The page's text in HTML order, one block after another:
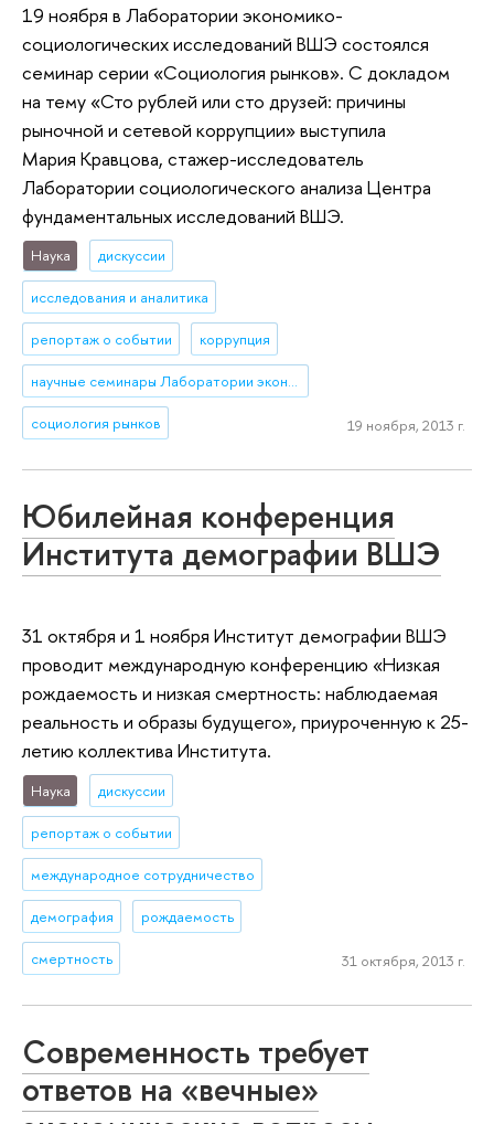
19 ноября в Лаборатории экономико-
социологических исследований ВШЭ состоялся
семинар серии «Социология рынков». С докладом
на тему «Сто рублей или сто друзей: причины
рыночной и сетевой коррупции» выступила
Мария Кравцова, стажер-исследователь
Лаборатории социологического анализа Центра
фундаментальных исследований ВШЭ.
Наука дискуссии
исследования и аналитика
репортаж о событии коррупция
научные семинары Лаборатории экономико-социологических исследований (ЛЭСИ)
социология рынков 19 ноября, 2013 г.
Юбилейная конференция
Института демографии ВШЭ
31 октября и 1 ноября Институт демографии ВШЭ
проводит международную конференцию «Низкая
рождаемость и низкая смертность: наблюдаемая
реальность и образы будущего», приуроченную к 25-
летию коллектива Института.
Наука дискуссии
репортаж о событии
международное сотрудничество
демография рождаемость
смертность 31 октября, 2013 г.
Современность требует
ответов на «вечные»